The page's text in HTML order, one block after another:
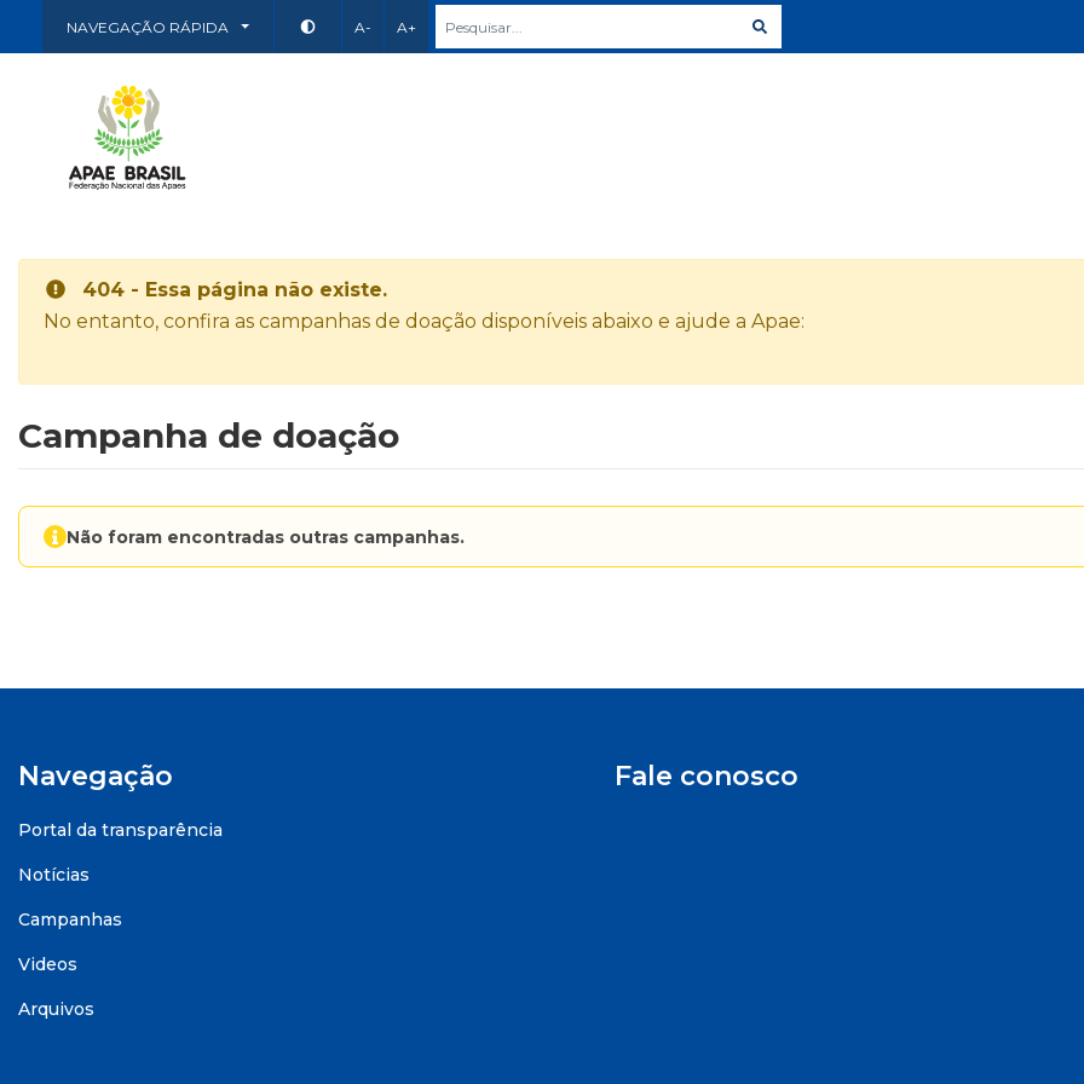
NAVEGAÇÃO RÁPIDA A- A+
404 - Essa página não existe.
No entanto, confira as campanhas de doação disponíveis abaixo e ajude a Apae:
Campanha de doação
Não foram encontradas outras campanhas.
Navegação
Portal da transparência
Notícias
Campanhas
Videos
Arquivos
Fale conosco